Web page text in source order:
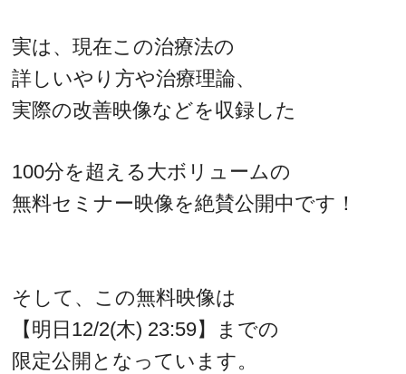
実は、現在この治療法の
詳しいやり方や治療理論、
実際の改善映像などを収録した
100分を超える大ボリュームの
無料セミナー映像を絶賛公開中です！
そして、この無料映像は
【明日12/2(木) 23:59】までの
限定公開となっています。